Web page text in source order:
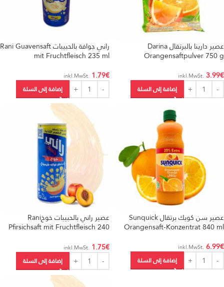
عصير دارينا بالبرتقال Darina
Orangensaftpulver 750 g
3.99€
.inkl.MwSt
إضافة إلى السلة
‏راني جوافة بالحبيبات Rani Guavensaft
mit Fruchtfleisch 235 ml
1.79€
.inkl.MwSt
إضافة إلى السلة
عصير سن كويك برتقال Sunquick
Orangensaft-Konzentrat 840 ml
6.99€
.inkl.MwSt
إضافة إلى السلة
عصير راني بالحبيبات خوخRani
Pfirsichsaft mit Fruchtfleisch 240
1.75€
.inkl.MwSt
إضافة إلى السلة